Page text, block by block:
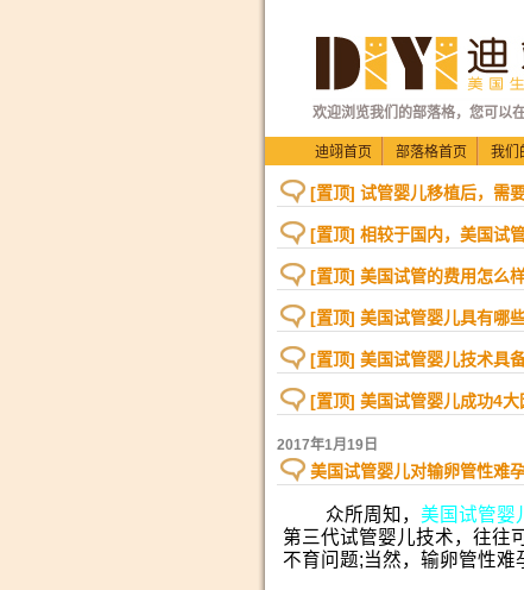
欢迎浏览我们的部落格，您可以
迪翊首页 部落格首页 我们
[置顶] 试管婴儿移植后，需
[置顶] 相较于国内，美国试
[置顶] 美国试管的费用怎么样
[置顶] 美国试管婴儿具有哪
[置顶] 美国试管婴儿技术具
[置顶] 美国试管婴儿成功4大
2017年1月19日
美国试管婴儿对输卵管性难
众所周知， 美国试管婴
第三代试管婴儿技术，往往
不育问题;当然，输卵管性难